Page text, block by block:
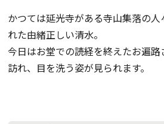
かつては延光寺がある寺山集落の
れた由緒正しい清水。
今日はお堂での読経を終えたお遍
訪れ、目を洗う姿が見られます。